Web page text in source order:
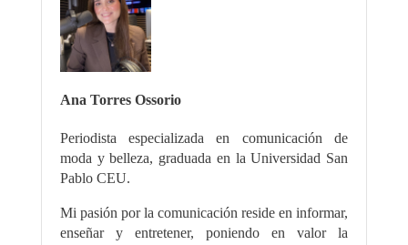
Ana Torres Ossorio
Periodista especializada en comunicación de
moda y belleza, graduada en la Universidad San
Pablo CEU.
Mi pasión por la comunicación reside en informar,
enseñar y entretener, poniendo en valor la